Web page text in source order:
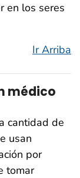
en los seres
Ir Arriba
médico
cantidad de
usan
por
tomar